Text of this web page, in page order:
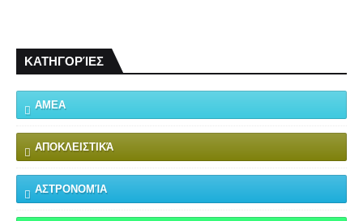
ΚΑΤΗΓΟΡΊΕΣ
ΑΜΕΑ
ΑΠΟΚΛΕΙΣΤΙΚΆ
ΑΣΤΡΟΝΟΜΊΑ